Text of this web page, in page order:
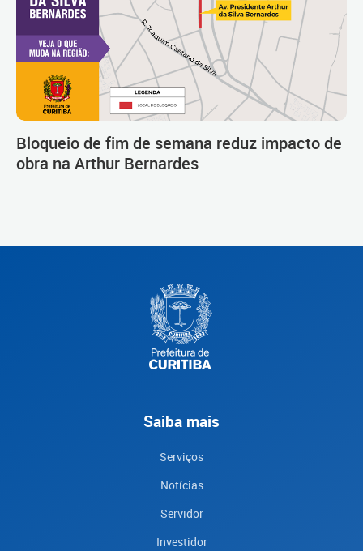
Bloqueio de fim de semana reduz impacto de
obra na Arthur Bernardes
Saiba mais
Serviços
Notícias
Servidor
Investidor